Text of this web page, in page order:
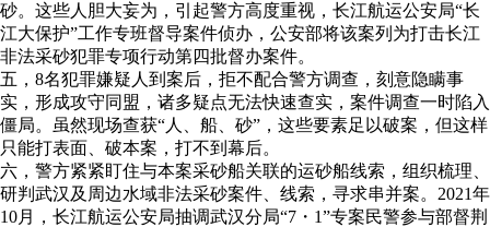
砂。这些人胆大妄为，引起警方高度重视，长江航运公安局“长
江大保护”工作专班督导案件侦办，公安部将该案列为打击长江
非法采砂犯罪专项行动第四批督办案件。
五，8名犯罪嫌疑人到案后，拒不配合警方调查，刻意隐瞒事
实，形成攻守同盟，诸多疑点无法快速查实，案件调查一时陷入
僵局。虽然现场查获“人、船、砂”，这些要素足以破案，但这样
只能打表面、破本案，打不到幕后。
六，警方紧紧盯住与本案采砂船关联的运砂船线索，组织梳理、
研判武汉及周边水域非法采砂案件、线索，寻求串并案。2021年
10月，长江航运公安局抽调武汉分局“7・1”专案民警参与部督荆